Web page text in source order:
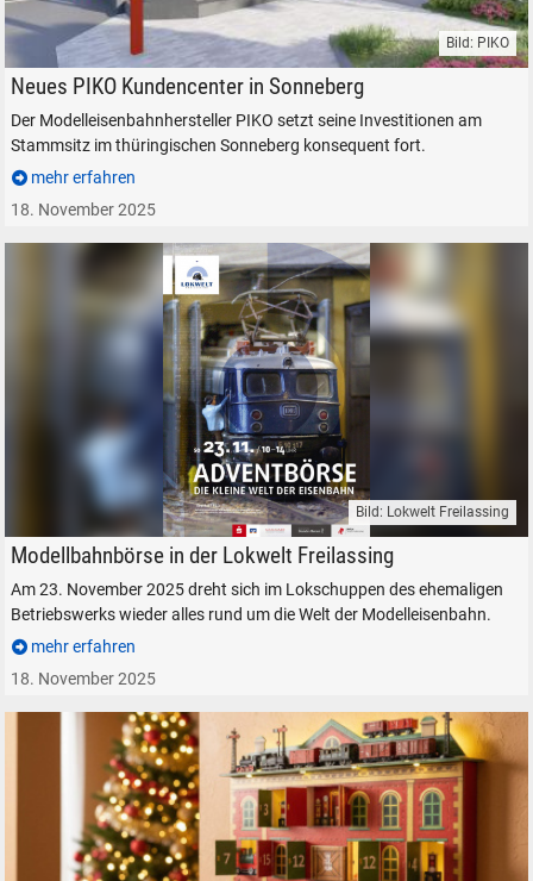
PIKO Kundencenter Sonneberg Modelleisenbahn Modellbahn
Bild: PIKO
Neues PIKO Kundencenter in Sonneberg
Der Modelleisenbahnhersteller PIKO setzt seine Investitionen am
Stammsitz im thüringischen Sonneberg konsequent fort.
mehr erfahren
18. November 2025
Modelleisenbahnbörse Modellbahnbörse Lokwelt Freilassing
Bild: Lokwelt Freilassing
Modellbahnbörse in der Lokwelt Freilassing
Am 23. November 2025 dreht sich im Lokschuppen des ehemaligen
Betriebswerks wieder alles rund um die Welt der Modelleisenbahn.
mehr erfahren
18. November 2025